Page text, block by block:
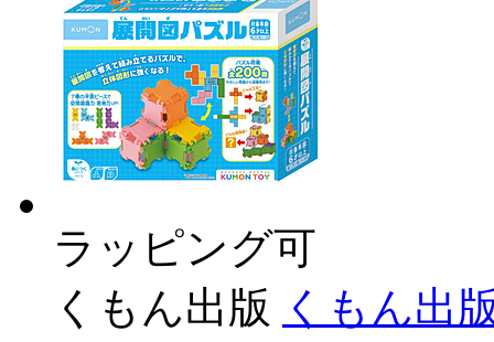
ラッピング可
くもん出版 くもん出